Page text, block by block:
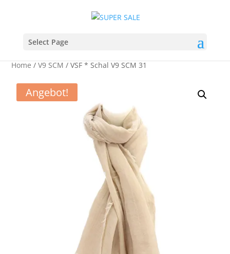
Select Page
Home / V9 SCM / VSF * Schal V9 SCM 31
Angebot!